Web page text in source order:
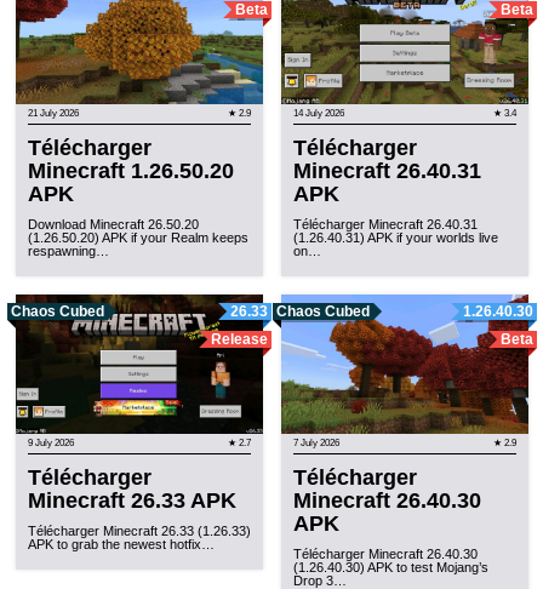
Beta
21 July 2026 ★ 2.9
Télécharger
Minecraft 1.26.50.20
APK
Download Minecraft 26.50.20
(1.26.50.20) APK if your Realm keeps
respawning…
Beta
14 July 2026 ★ 3.4
Télécharger
Minecraft 26.40.31
APK
Télécharger Minecraft 26.40.31
(1.26.40.31) APK if your worlds live
on…
Chaos Cubed
26.33
Release
9 July 2026 ★ 2.7
Télécharger
Minecraft 26.33 APK
Télécharger Minecraft 26.33 (1.26.33)
APK to grab the newest hotfix…
Chaos Cubed
1.26.40.30
Beta
7 July 2026 ★ 2.9
Télécharger
Minecraft 26.40.30
APK
Télécharger Minecraft 26.40.30
(1.26.40.30) APK to test Mojang’s
Drop 3…